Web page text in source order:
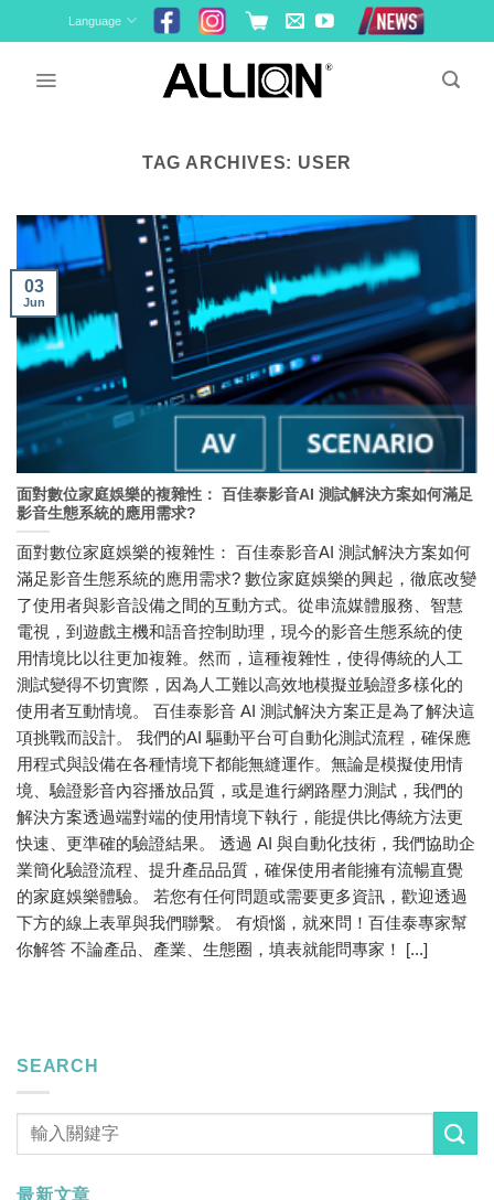
to
Language
TAG ARCHIVES: USER
面對數位家庭娛樂的複雜性： 百佳泰影音AI 測試解決方案如何滿足
影音生態系統的應用需求?
面對數位家庭娛樂的複雜性： 百佳泰影音AI 測試解決方案如何
滿足影音生態系統的應用需求? 數位家庭娛樂的興起，徹底改變
了使用者與影音設備之間的互動方式。從串流媒體服務、智慧
電視，到遊戲主機和語音控制助理，現今的影音生態系統的使
用情境比以往更加複雜。然而，這種複雜性，使得傳統的人工
測試變得不切實際，因為人工難以高效地模擬並驗證多樣化的
使用者互動情境。 百佳泰影音 AI 測試解決方案正是為了解決這
項挑戰而設計。 我們的AI 驅動平台可自動化測試流程，確保應
用程式與設備在各種情境下都能無縫運作。無論是模擬使用情
境、驗證影音內容播放品質，或是進行網路壓力測試，我們的
解決方案透過端對端的使用情境下執行，能提供比傳統方法更
快速、更準確的驗證結果。 透過 AI 與自動化技術，我們協助企
業簡化驗證流程、提升產品品質，確保使用者能擁有流暢直覺
的家庭娛樂體驗。 若您有任何問題或需要更多資訊，歡迎透過
下方的線上表單與我們聯繫。 有煩惱，就來問！百佳泰專家幫
你解答 不論產品、產業、生態圈，填表就能問專家！ [...]
03
Jun
SEARCH
最新文章